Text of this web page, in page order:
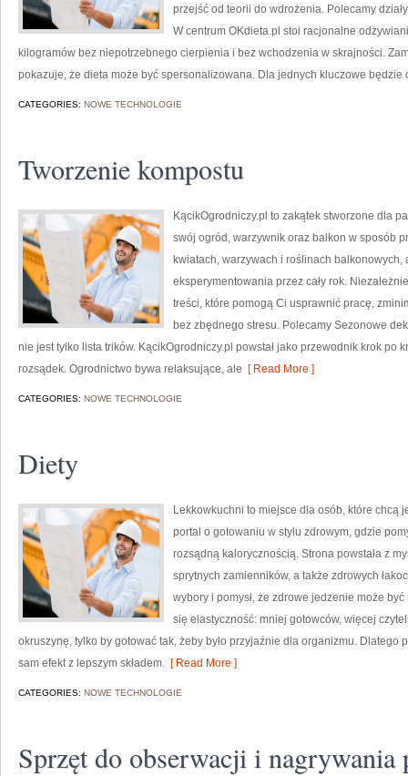
przejść od teorii do wdrożenia. Polecamy
W centrum OKdieta.pl stoi racjonalne
kilogramów bez niepotrzebnego cierpienia i bez wchodzenia w skrajności.
pokazuje, że dieta może być spersonalizowana. Dla jednych kluczowe będzie
CATEGORIES: NOWE TECHNOLOGIE
Tworzenie kompostu
KącikOgrodniczy.pl to zakątek stworzone dla
swój ogród, warzywnik oraz balkon w sposób
kwiatach, warzywach i roślinach
eksperymentowania przez cały rok.
treści, które pomogą Ci usprawnić pracę,
bez zbędnego stresu. Polecamy Sezonowe
nie jest tylko lista trików. KącikOgrodniczy.pl powstał jako przewodnik krok po
rozsądek. Ogrodnictwo bywa relaksujące, ale [ Read More ]
CATEGORIES: NOWE TECHNOLOGIE
Diety
Lekkowkuchni to miejsce dla osób, które chcą
portal o gotowaniu w stylu zdrowym, gdzie
rozsądną kalorycznością. Strona powstała z
sprytnych zamienników, a także zdrowych
wybory i pomysł, że zdrowe jedzenie może
się elastyczność: mniej gotowców, więcej
okruszynę, tylko by gotować tak, żeby było przyjaźnie dla organizmu.
sam efekt z lepszym składem. [ Read More ]
CATEGORIES: NOWE TECHNOLOGIE
Sprzęt do obserwacji i nagrywania